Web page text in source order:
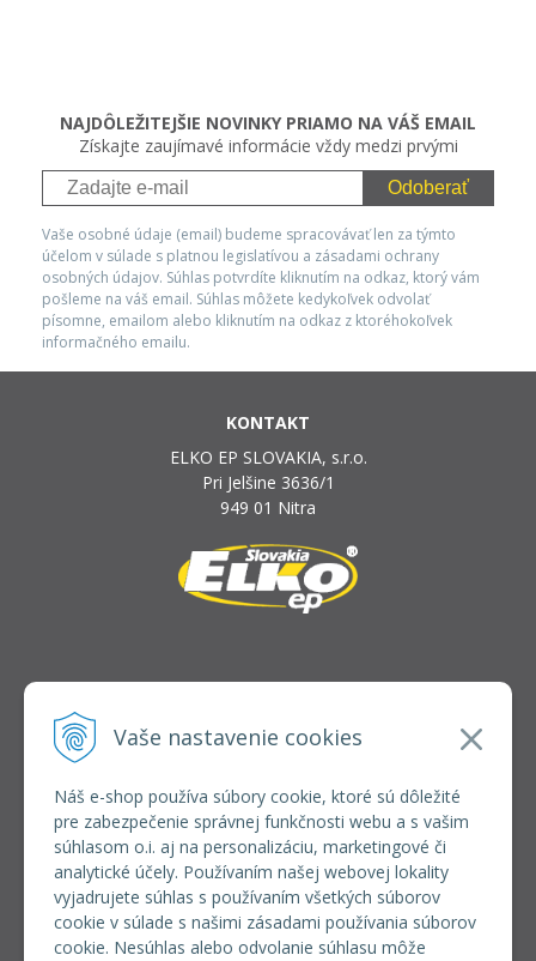
Vaše nastavenie cookies
Náš e-shop používa súbory cookie, ktoré sú dôležité
pre zabezpečenie správnej funkčnosti webu a s vašim
súhlasom o.i. aj na personalizáciu, marketingové či
analytické účely. Používaním našej webovej lokality
vyjadrujete súhlas s používaním všetkých súborov
cookie v súlade s našimi zásadami používania súborov
cookie. Nesúhlas alebo odvolanie súhlasu môže
NAJDÔLEŽITEJŠIE NOVINKY PRIAMO NA VÁŠ EMAIL
Získajte zaujímavé informácie vždy medzi prvými
Odoberať
Vaše osobné údaje (email) budeme spracovávať len za týmto
účelom v súlade s platnou legislatívou a zásadami ochrany
osobných údajov. Súhlas potvrdíte kliknutím na odkaz, ktorý vám
pošleme na váš email. Súhlas môžete kedykoľvek odvolať
písomne, emailom alebo kliknutím na odkaz z ktoréhokoľvek
informačného emailu.
KONTAKT
ELKO EP SLOVAKIA, s.r.o.
Pri Jelšine 3636/1
949 01 Nitra
INFOLINKA
+421 37 6586 731
VŠETKO O NÁKUPE
REGISTRÁCIA VEĽKOOBCHOD
Formulár na odsúpenie od zmluvy
Doprava a platba
Všeobecné obchodné podmienky